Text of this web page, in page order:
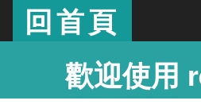
回首頁
歡迎使用